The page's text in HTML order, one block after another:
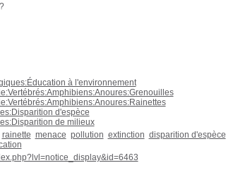
à l'environnement
d'espèce
de milieux
rainette menace pollution extinction disparition d'espèce